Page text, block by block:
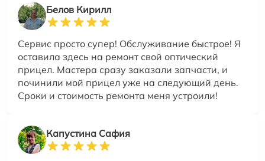
Белов Кирилл
Сервис просто супер! Обслуживание быстрое! Я
оставила здесь на ремонт свой оптический
прицел. Мастера сразу заказали запчасти, и
починили мой прицел уже на следующий день.
Сроки и стоимость ремонта меня устроили!
Капустина Сафия